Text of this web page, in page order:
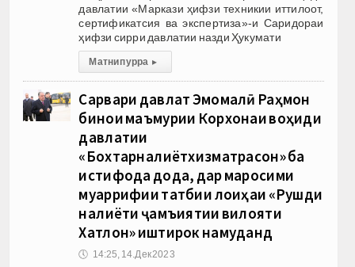
давлатии «Маркази ҳифзи техникии иттилоот,
сертификатсия ва экспертиза»-и Саридораи
ҳифзи сирри давлатии назди Ҳукумати
Матни пурра ▸
Сарвари давлат Эмомалӣ Раҳмон
бинои маъмурии Корхонаи воҳиди
давлатии
«Бохтарнақлиётхизматрасон» ба
истифода дода, дар маросими
муаррифии татбиқи лоиҳаи «Рушди
нақлиёти ҷамъиятии вилояти
Хатлон» иштирок намуданд
🕔 14:25, 14.Дек 2023